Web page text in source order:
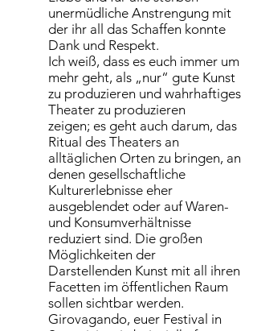
unermüdliche Anstrengung mit
der ihr all das Schaffen konnte
Dank und Respekt.
Ich weiß, dass es euch immer um
mehr geht, als „nur“ gute Kunst
zu produzieren und wahrhaftiges
Theater zu produzieren
zeigen; es geht auch darum, das
Ritual des Theaters an
alltäglichen Orten zu bringen, an
denen gesellschaftliche
Kulturerlebnisse eher
ausgeblendet oder auf Waren-
und Konsumverhältnisse
reduziert sind. Die großen
Möglichkeiten der
Darstellenden Kunst mit all ihren
Facetten im öffentlichen Raum
sollen sichtbar werden.
Girovagando, euer Festival in